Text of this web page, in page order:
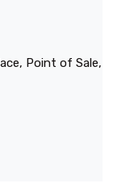
Point of Sale,